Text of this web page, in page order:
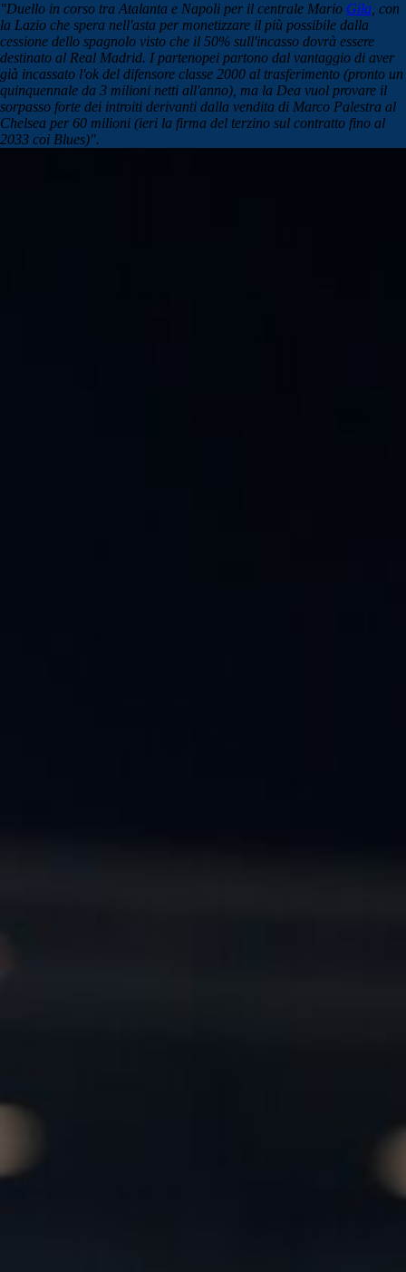
"Duello in corso tra Atalanta e Napoli per il centrale Mario Gila , con
la Lazio che spera nell'asta per monetizzare il più possibile dalla
cessione dello spagnolo visto che il 50% sull'incasso dovrà essere
destinato al Real Madrid. I partenopei partono dal vantaggio di aver
già incassato l'ok del difensore classe 2000 al trasferimento (pronto un
quinquennale da 3 milioni netti all'anno), ma la Dea vuol provare il
sorpasso forte dei introiti derivanti dalla vendita di Marco Palestra al
Chelsea per 60 milioni (ieri la firma del terzino sul contratto fino al
2033 coi Blues)".